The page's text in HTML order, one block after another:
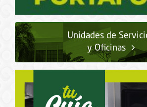
Unidades de
y Oficinas